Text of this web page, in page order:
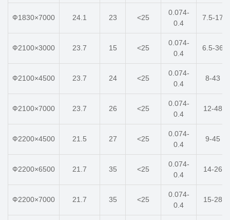
Ф1830×7000 24.1 23 <25
0.074-
0.4
7.5-17
Ф2100×3000 23.7 15 <25
0.074-
0.4
6.5-36
Ф2100×4500 23.7 24 <25
0.074-
0.4
8-43
Ф2100×7000 23.7 26 <25
0.074-
0.4
12-48
Ф2200×4500 21.5 27 <25
0.074-
0.4
9-45
Ф2200×6500 21.7 35 <25
0.074-
0.4
14-26
Ф2200×7000 21.7 35 <25
0.074-
0.4
15-28